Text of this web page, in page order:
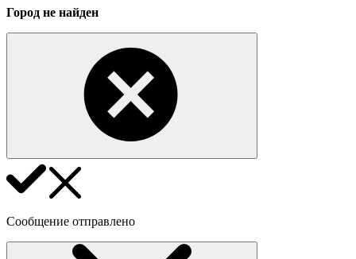
Город не найден
Сообщение отправлено